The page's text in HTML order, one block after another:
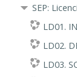
SEP:
LD01.
LD02.
LD03.